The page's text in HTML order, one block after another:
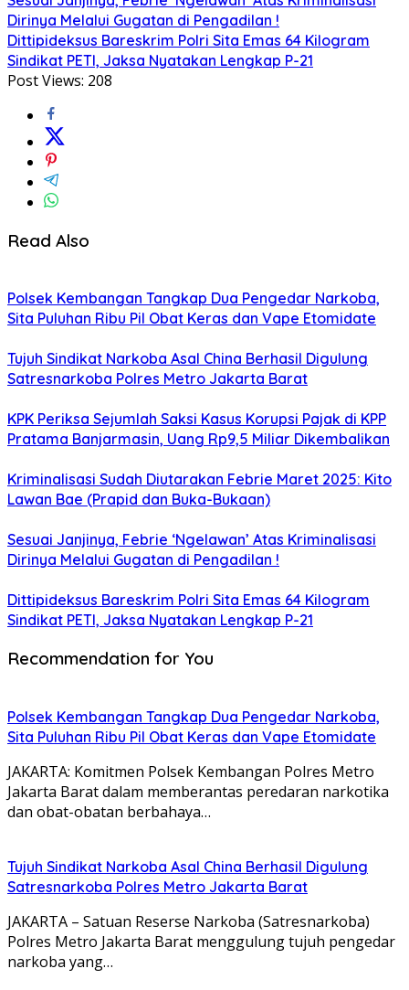
Dirinya Melalui Gugatan di Pengadilan !
Dittipideksus Bareskrim Polri Sita Emas 64 Kilogram
Sindikat PETI, Jaksa Nyatakan Lengkap P-21
Post Views: 208
Read Also
Polsek Kembangan Tangkap Dua Pengedar Narkoba,
Sita Puluhan Ribu Pil Obat Keras dan Vape Etomidate
Tujuh Sindikat Narkoba Asal China Berhasil Digulung
Satresnarkoba Polres Metro Jakarta Barat
KPK Periksa Sejumlah Saksi Kasus Korupsi Pajak di KPP
Pratama Banjarmasin, Uang Rp9,5 Miliar Dikembalikan
Kriminalisasi Sudah Diutarakan Febrie Maret 2025: Kito
Lawan Bae (Prapid dan Buka-Bukaan)
Sesuai Janjinya, Febrie ‘Ngelawan’ Atas Kriminalisasi
Dirinya Melalui Gugatan di Pengadilan !
Dittipideksus Bareskrim Polri Sita Emas 64 Kilogram
Sindikat PETI, Jaksa Nyatakan Lengkap P-21
Recommendation for You
Polsek Kembangan Tangkap Dua Pengedar Narkoba,
Sita Puluhan Ribu Pil Obat Keras dan Vape Etomidate
JAKARTA: Komitmen Polsek Kembangan Polres Metro
Jakarta Barat dalam memberantas peredaran narkotika
dan obat-obatan berbahaya…
Tujuh Sindikat Narkoba Asal China Berhasil Digulung
Satresnarkoba Polres Metro Jakarta Barat
JAKARTA – Satuan Reserse Narkoba (Satresnarkoba)
Polres Metro Jakarta Barat menggulung tujuh pengedar
narkoba yang…